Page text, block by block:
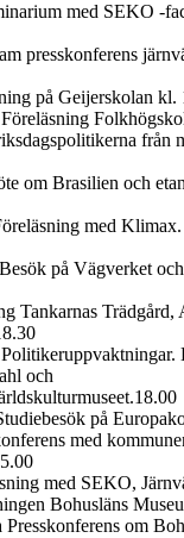
med SEKO -
presskonferens
på Geijerskolan kl.
från
om Brasilien och
med
på Vägverket
Tankarnas Trädgård,
och
på
med
med SEKO,
Bohusläns
om